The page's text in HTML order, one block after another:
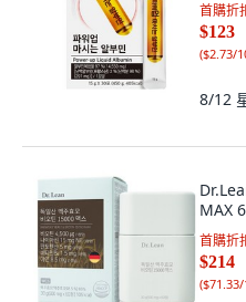
首購折
$123
($2.73/
8/12
MAX
首購折
$214
(